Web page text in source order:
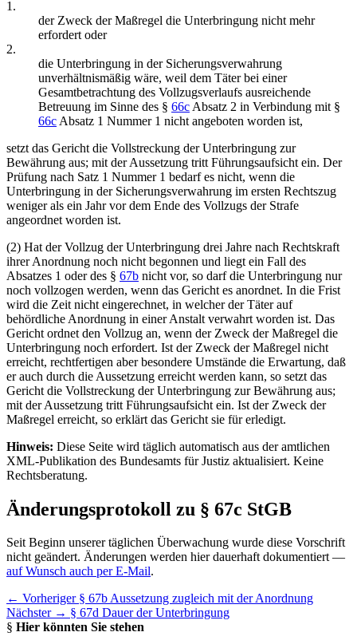
1.
der Zweck der Maßregel die Unterbringung nicht mehr
erfordert oder
2.
die Unterbringung in der Sicherungsverwahrung
unverhältnismäßig wäre, weil dem Täter bei einer
Gesamtbetrachtung des Vollzugsverlaufs ausreichende
Betreuung im Sinne des § 66c Absatz 2 in Verbindung mit §
66c Absatz 1 Nummer 1 nicht angeboten worden ist,
setzt das Gericht die Vollstreckung der Unterbringung zur
Bewährung aus; mit der Aussetzung tritt Führungsaufsicht ein. Der
Prüfung nach Satz 1 Nummer 1 bedarf es nicht, wenn die
Unterbringung in der Sicherungsverwahrung im ersten Rechtszug
weniger als ein Jahr vor dem Ende des Vollzugs der Strafe
angeordnet worden ist.
(2) Hat der Vollzug der Unterbringung drei Jahre nach Rechtskraft
ihrer Anordnung noch nicht begonnen und liegt ein Fall des
Absatzes 1 oder des § 67b nicht vor, so darf die Unterbringung nur
noch vollzogen werden, wenn das Gericht es anordnet. In die Frist
wird die Zeit nicht eingerechnet, in welcher der Täter auf
behördliche Anordnung in einer Anstalt verwahrt worden ist. Das
Gericht ordnet den Vollzug an, wenn der Zweck der Maßregel die
Unterbringung noch erfordert. Ist der Zweck der Maßregel nicht
erreicht, rechtfertigen aber besondere Umstände die Erwartung, daß
er auch durch die Aussetzung erreicht werden kann, so setzt das
Gericht die Vollstreckung der Unterbringung zur Bewährung aus;
mit der Aussetzung tritt Führungsaufsicht ein. Ist der Zweck der
Maßregel erreicht, so erklärt das Gericht sie für erledigt.
Hinweis: Diese Seite wird täglich automatisch aus der amtlichen
XML-Publikation des Bundesamts für Justiz aktualisiert. Keine
Rechtsberatung.
Änderungsprotokoll zu § 67c StGB
Seit Beginn unserer täglichen Überwachung wurde diese Vorschrift
nicht geändert. Änderungen werden hier dauerhaft dokumentiert —
auf Wunsch auch per E-Mail.
← Vorheriger § 67b Aussetzung zugleich mit der Anordnung
Nächster → § 67d Dauer der Unterbringung
§ Hier könnten Sie stehen